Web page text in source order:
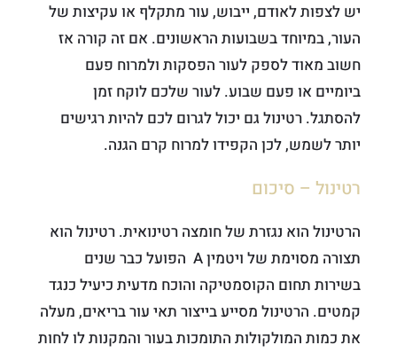
יש לצפות לאודם, ייבוש, עור מתקלף או עקיצות של
העור, במיוחד בשבועות הראשונים. אם זה קורה אז
חשוב מאוד לספק לעור הפסקות ולמרוח פעם
ביומיים או פעם שבוע. לעור שלכם לוקח זמן
להסתגל. רטינול גם יכול לגרום לכם להיות רגישים
יותר לשמש, לכן הקפידו למרוח קרם הגנה.
רטינול – סיכום
הרטינול הוא נגזרת של חומצה רטינואית. רטינול הוא
תצורה מסוימת של ויטמין A הפועל כבר שנים
בשירות תחום הקוסמטיקה והוכח מדעית כיעיל כנגד
קמטים. הרטינול מסייע בייצור תאי עור בריאים, מעלה
את כמות המולקולות התומכות בעור והמקנות לו לחות